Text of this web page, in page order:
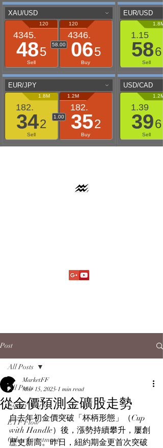
Post
All Posts
Equity Market
ETF Flow
Other Investments
All Posts
從金價預測金礦股走勢
MarketFF
Mar 15, 2025 1 min read
自去年初金價突破「杯柄形態」（Cup
with Handle）後，漲勢持續攀升，屢創
歷史新高。昨日，紐約期金更首次突破